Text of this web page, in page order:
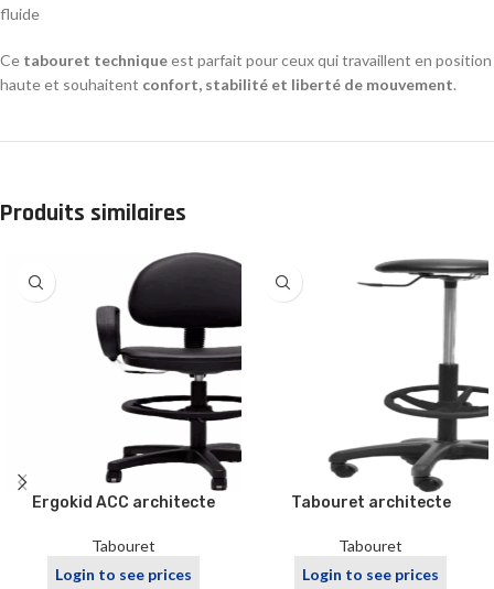
fluide
Ce tabouret techniqueest parfait pour ceux qui travaillent en position
haute et souhaitent confort, stabilité et liberté de mouvement.
Produits similaires
Ergokid ACC architecte
Tabouret
Login to see prices
Tabouret architecte
Tabouret
Login to see prices